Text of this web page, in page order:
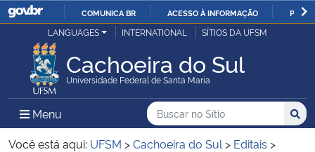
IR
O
COMUNICA BR ACESSO À INFORMAÇÃO
Ministério da Justiça e Segurança Pública
Ministério da Defesa
Ministério das Relações Exteriores
LANGUAGES INTERNATIONAL SÍTIOS DA UFSM
Cachoeira do Sul
Universidade Federal de Santa Maria
Menu Menu Principal do Sítio
Busca
Buscar no no Sítio
Busca:
Você está aqui: UFSM >Cachoeira do Sul > Editais >